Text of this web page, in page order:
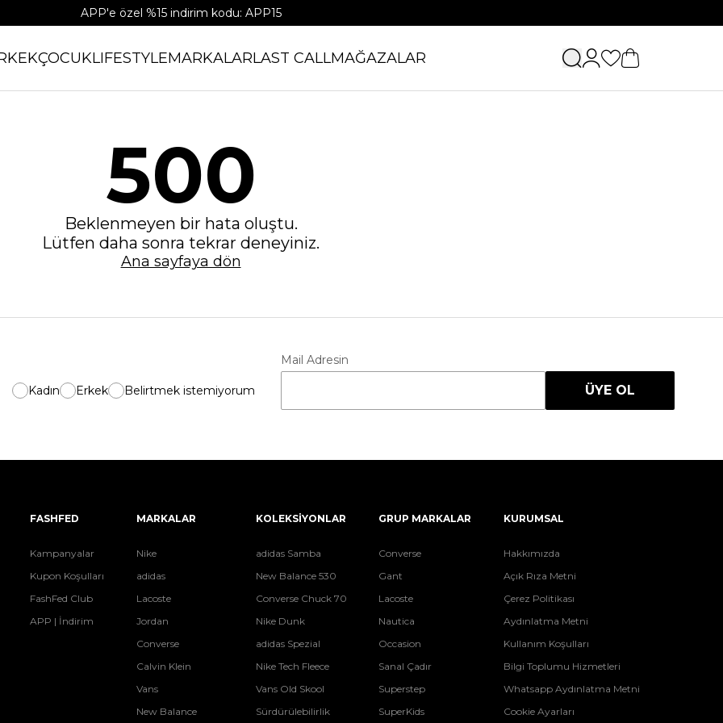
APP'e özel %15 indirim kodu: APP15
ÇOCUKLIFESTYLEMARKALARLAST CALLMAĞAZALAR
500
Beklenmeyen bir hata oluştu.
Lütfen daha sonra tekrar deneyiniz.
Ana sayfaya dön
Kadın Erkek Belirtmek istemiyorum
Mail Adresin
ÜYE OL
FASHFED
Kampanyalar
Kupon Koşulları
FashFed Club
APP | İndirim
MARKALAR
Nike
adidas
Lacoste
Jordan
Converse
Calvin Klein
Vans
New Balance
KOLEKSİYONLAR
adidas Samba
New Balance 530
Converse Chuck 70
Nike Dunk
adidas Spezial
Nike Tech Fleece
Vans Old Skool
Sürdürülebilirlik
GRUP MARKALAR
Converse
Gant
Lacoste
Nautica
Occasion
Sanal Çadır
Superstep
SuperKids
KURUMSAL
Hakkımızda
Açık Rıza Metni
Çerez Politikası
Aydınlatma Metni
Kullanım Koşulları
Bilgi Toplumu Hizmetleri
Whatsapp Aydınlatma Metni
Cookie Ayarları